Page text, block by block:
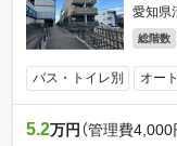
愛知県
総階数
バス・トイレ別 オー
5.2万円 （管理費4,000